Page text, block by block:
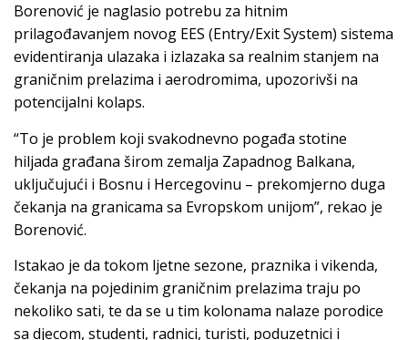
Borenović je naglasio potrebu za hitnim
prilagođavanjem novog EES (Entry/Exit System) sistema
evidentiranja ulazaka i izlazaka sa realnim stanjem na
graničnim prelazima i aerodromima, upozorivši na
potencijalni kolaps.
“To je problem koji svakodnevno pogađa stotine
hiljada građana širom zemalja Zapadnog Balkana,
uključujući i Bosnu i Hercegovinu – prekomjerno duga
čekanja na granicama sa Evropskom unijom”, rekao je
Borenović.
Istakao je da tokom ljetne sezone, praznika i vikenda,
čekanja na pojedinim graničnim prelazima traju po
nekoliko sati, te da se u tim kolonama nalaze porodice
sa djecom, studenti, radnici, turisti, poduzetnici i